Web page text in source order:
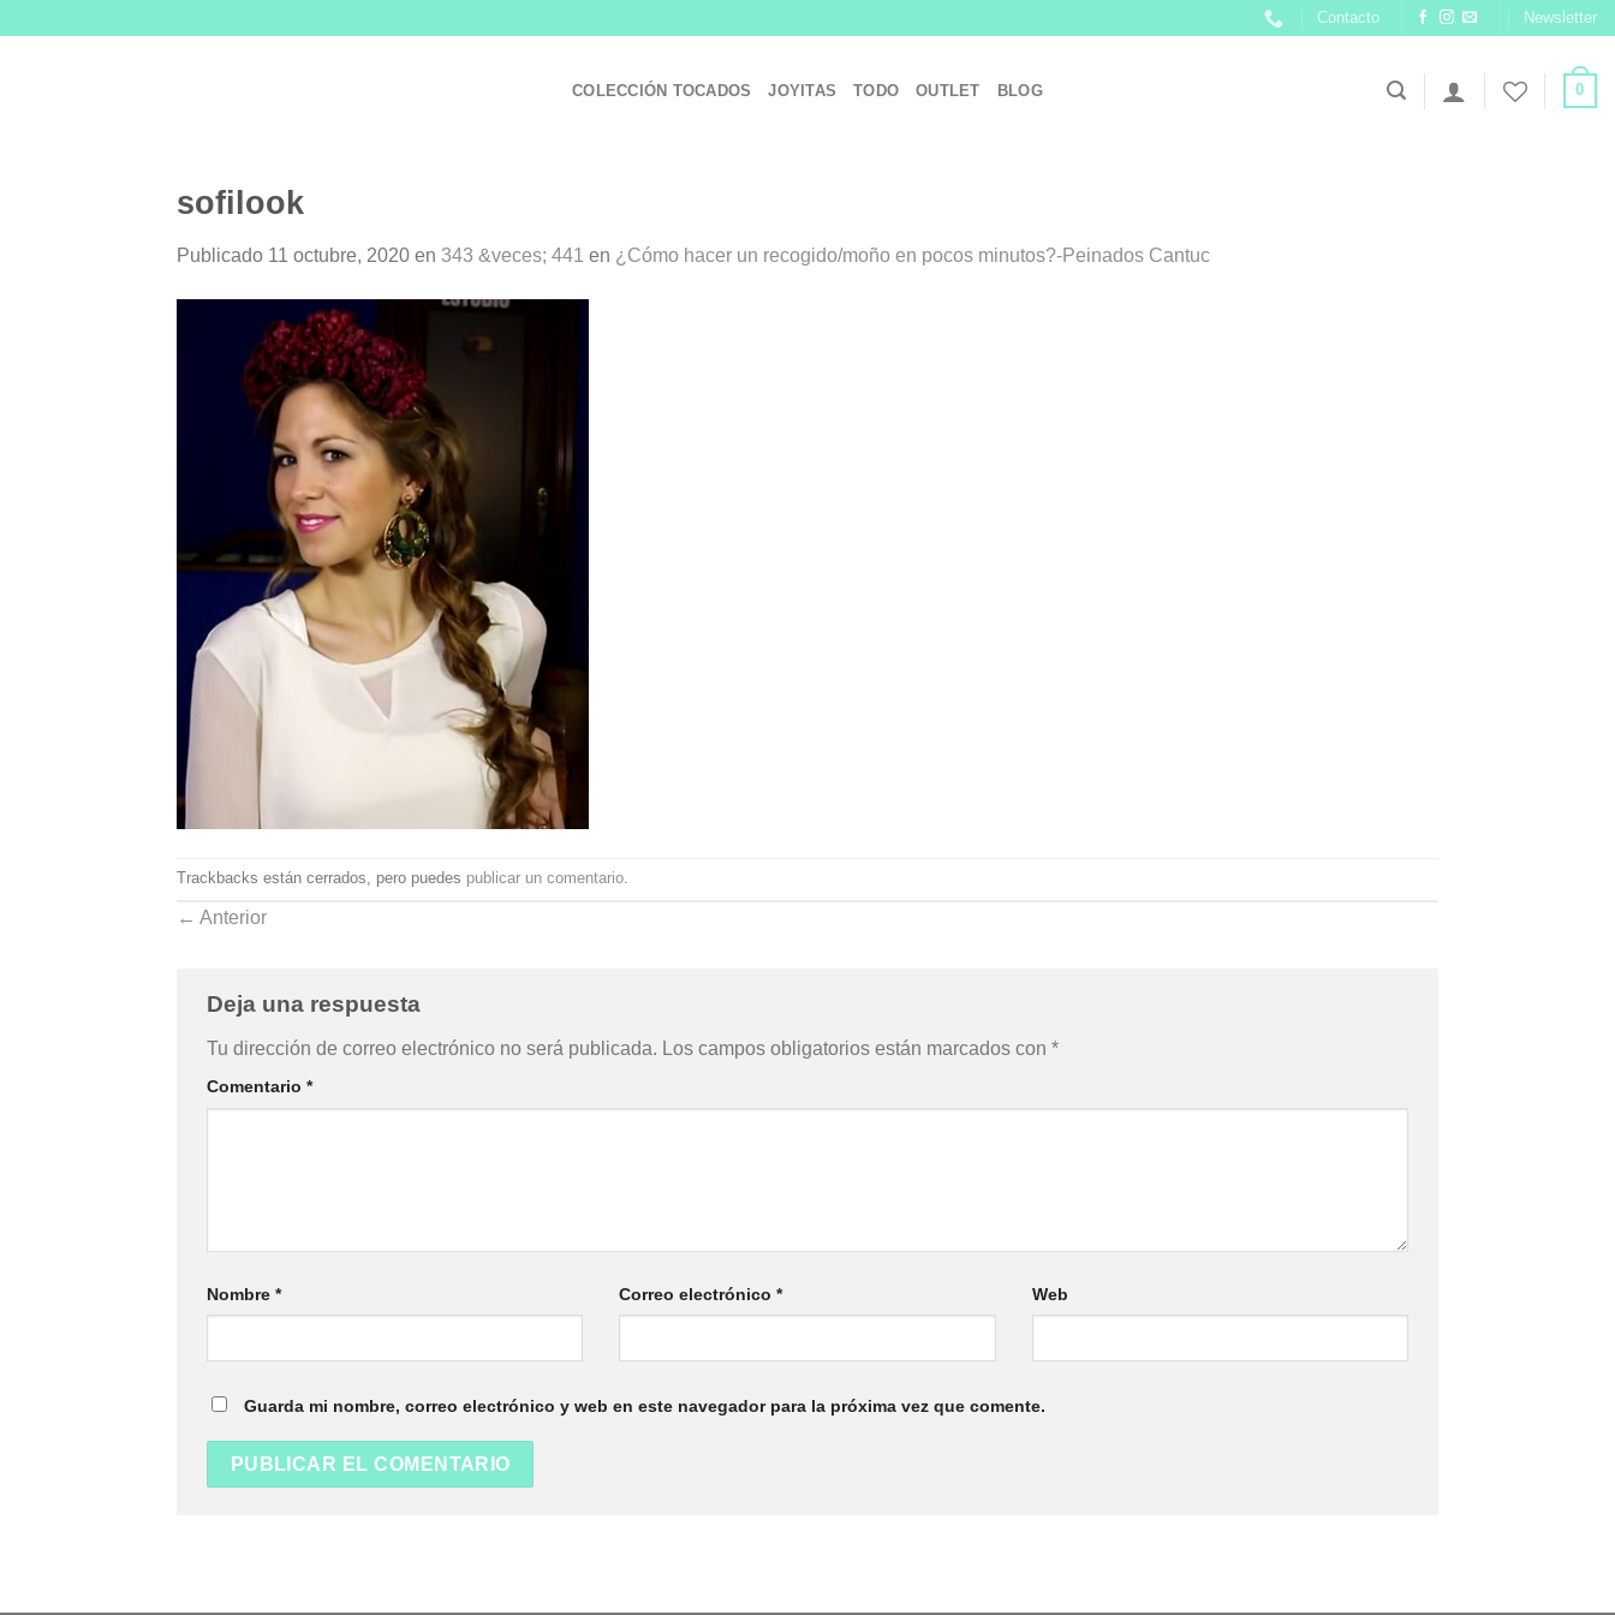
Contacto Newsletter
COLECCIÓN TOCADOS JOYITAS TODO OUTLET BLOG 0
sofilook
Publicado 11 octubre, 2020 en 343 &veces; 441 en ¿Cómo hacer un recogido/moño en pocos minutos?-Peinados Cantuc
Trackbacks están cerrados, pero puedes publicar un comentario
← Anterior
Deja una respuesta
Tu dirección de correo electrónico no será publicada. Los campos obligatorios están marcados con *
Comentario *
Nombre * Correo electrónico* Web
Guarda mi nombre, correo electrónico y web en este navegador para la próxima vez que comente.